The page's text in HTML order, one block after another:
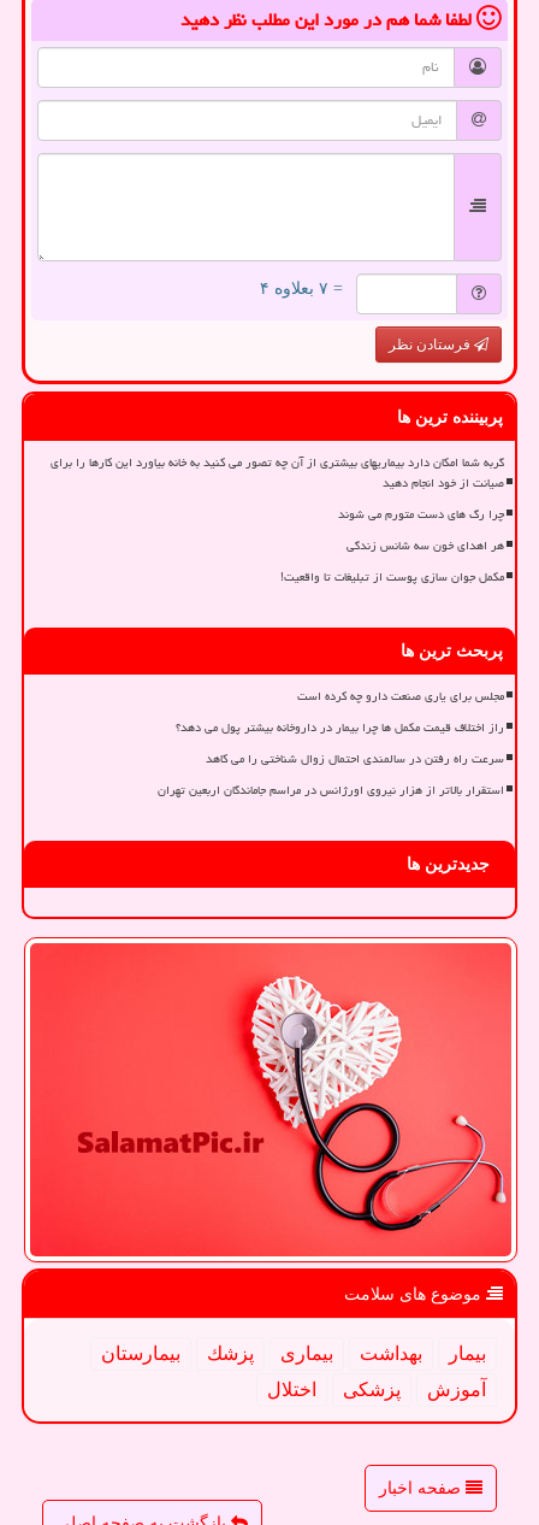
لطفا شما همدر مورد این مطلبنظر دهید
= ۷ بعلاوه ۴
فرستادن نظر
پربیننده ترین ها
گربه شما امکان دارد بیماریهای بیشتری از آن چه تصور می کنید به خانه بیاورد این کارها را برای
صیانت از خود انجام دهید
چرا رگ های دست متورم می شوند
هر اهدای خون سه شانس زندگی
مکمل جوان سازی پوست از تبلیغات تا واقعیت!
پربحث ترین ها
مجلس برای یاری صنعت دارو چه کرده است
راز اختلاف قیمت مکمل ها چرا بیمار در داروخانه بیشتر پول می دهد؟
سرعت راه رفتن در سالمندی احتمال زوال شناختی را می کاهد
استقرار بالاتر از هزار نیروی اورژانس در مراسم جاماندگان اربعین تهران
جدیدترین ها
موضوع های سلامت
بیمار بهداشت بیماری پزشك
بیمارستان
آموزش
پزشكی اختلال
صفحه اخبار